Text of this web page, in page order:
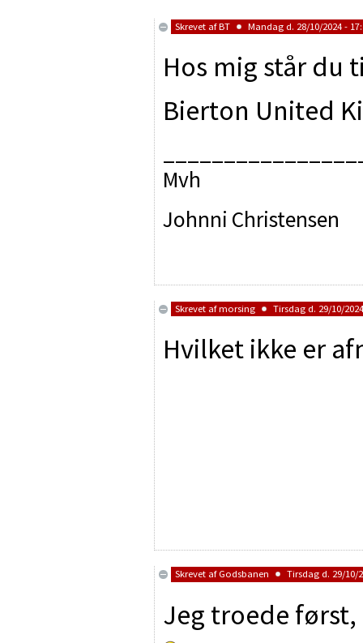
Skrevet afBT Mandag d. 28/10/2024 -
Hos mig står du
Bierton United
Mvh
Johnni Christensen
Skrevet afmorsing Tirsdag d. 29/10/
Hvilket ikke er
Skrevet af Godsbanen Tirsdag d. 29/10/
Jeg troede